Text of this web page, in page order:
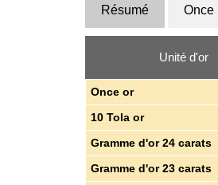
Résumé Once
Unité d'or
Once or
10 Tola or
Gramme d'or 24 carats
Gramme d'or 23 carats